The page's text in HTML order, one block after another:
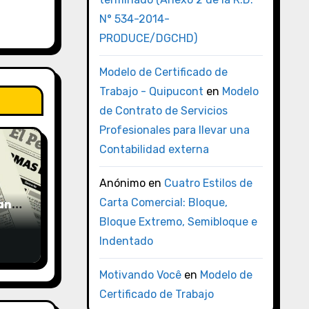
N° 534-2014-
PRODUCE/DGCHD)
Modelo de Certificado de
Trabajo - Quipucont en Modelo
de Contrato de Servicios
Profesionales para llevar una
Contabilidad externa
Anónimoen Cuatro Estilos de
Carta Comercial: Bloque,
Bloque Extremo, Semibloque e
Indentado
Motivando Vocêen Modelo de
Certificado de Trabajo